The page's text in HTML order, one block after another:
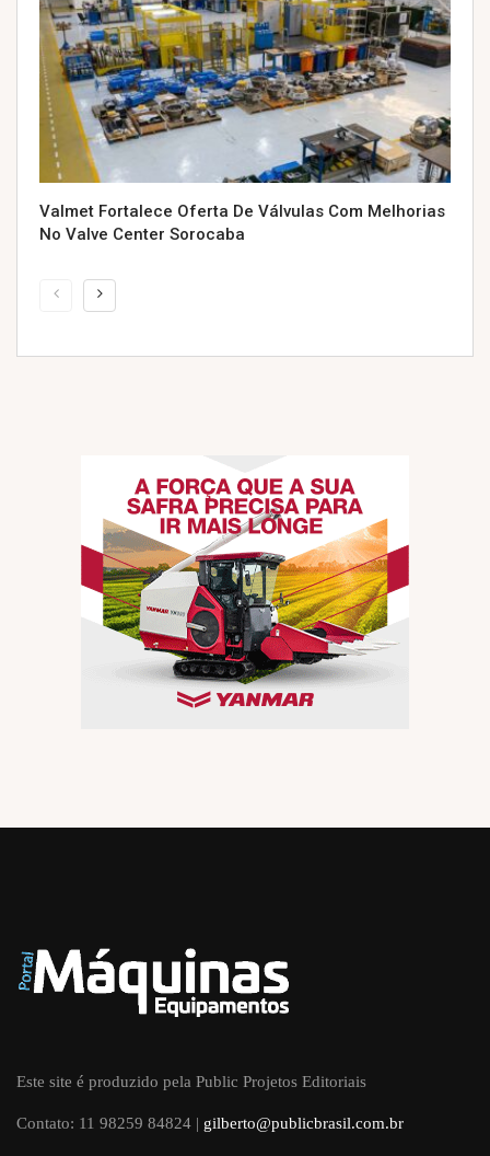
Valmet Fortalece Oferta De Válvulas Com Melhorias
No Valve Center Sorocaba
Este site é produzido pela Public Projetos Editoriais
Contato: 11 98259 84824 | gilberto@publicbrasil.com.br